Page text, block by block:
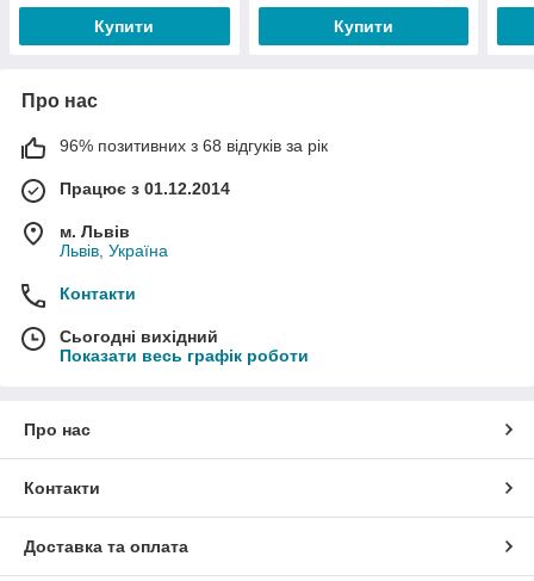
Купити Купити
Про нас
96% позитивних з 68 відгуків за рік
Працює з 01.12.2014
м. Львів
Львів, Україна
Контакти
Сьогодні вихідний
Показати весь графік роботи
Про нас
Контакти
Доставка та оплата